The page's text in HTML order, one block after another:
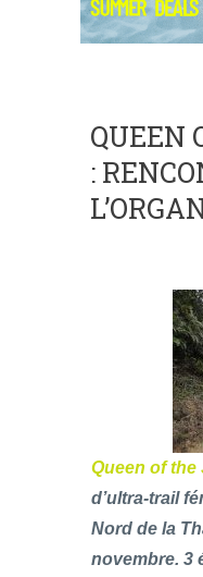
QUEEN
:
Queen of the
d’ultra-trail
Nord de la
novembre. 3